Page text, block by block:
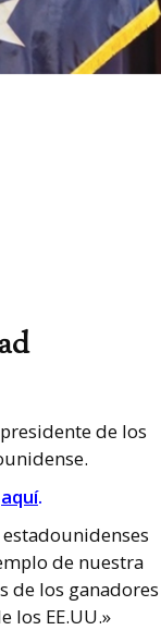
de los
aquí.
estadounidenses
de nuestra
de los ganadores
los EE.UU.»